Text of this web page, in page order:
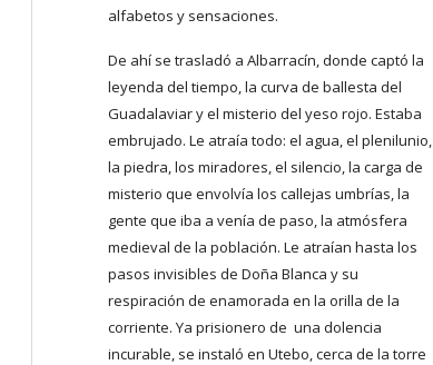
alfabetos y sensaciones.
De ahí se trasladó a Albarracín, donde captó la
leyenda del tiempo, la curva de ballesta del
Guadalaviar y el misterio del yeso rojo. Estaba
embrujado. Le atraía todo: el agua, el plenilunio,
la piedra, los miradores, el silencio, la carga de
misterio que envolvía los callejas umbrías, la
gente que iba a venía de paso, la atmósfera
medieval de la población. Le atraían hasta los
pasos invisibles de Doña Blanca y su
respiración de enamorada en la orilla de la
corriente. Ya prisionero de  una dolencia
incurable, se instaló en Utebo, cerca de la torre